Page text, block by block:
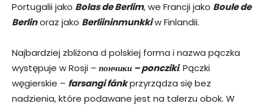
Portugalii jako Bolas de Berlim, we Francji jako Boule de
Berlinoraz jako Berliininmunkkiw Finlandii.
Najbardziej zbliżona d polskiej forma i nazwa pączka
występuje w Rosji – пончики – poncziki. Pączki
węgierskie – farsangi fánkprzyrządza się bez
nadzienia, które podawane jest na talerzu obok. W